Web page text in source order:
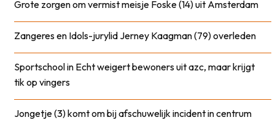
Grote zorgen om vermist meisje Foske (14) uit Amsterdam
Zangeres en Idols-jurylid Jerney Kaagman (79) overleden
Sportschool in Echt weigert bewoners uit azc, maar krijgt
tik op vingers
Jongetje (3) komt om bij afschuwelijk incident in centrum